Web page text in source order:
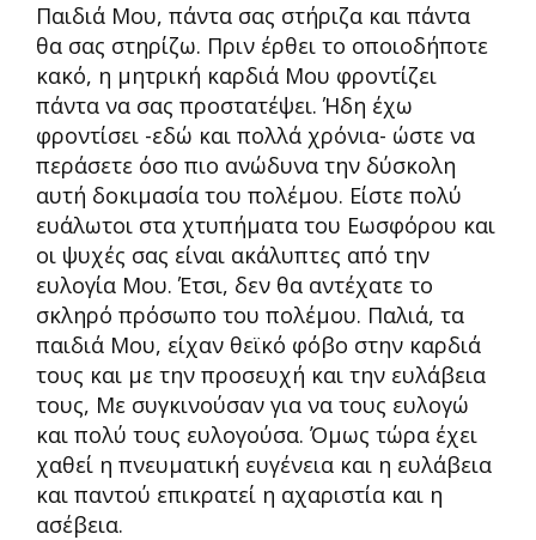
Παιδιά Μου, πάντα σας στήριζα και πάντα
θα σας στηρίζω. Πριν έρθει το οποιοδήποτε
κακό, η μητρική καρδιά Μου φροντίζει
πάντα να σας προστατέψει. Ήδη έχω
φροντίσει -εδώ και πολλά χρόνια- ώστε να
περάσετε όσο πιο ανώδυνα την δύσκολη
αυτή δοκιμασία του πολέμου. Είστε πολύ
ευάλωτοι στα χτυπήματα του Εωσφόρου και
οι ψυχές σας είναι ακάλυπτες από την
ευλογία Μου. Έτσι, δεν θα αντέχατε το
σκληρό πρόσωπο του πολέμου. Παλιά, τα
παιδιά Μου, είχαν θεϊκό φόβο στην καρδιά
τους και με την προσευχή και την ευλάβεια
τους, Με συγκινούσαν για να τους ευλογώ
και πολύ τους ευλογούσα. Όμως τώρα έχει
χαθεί η πνευματική ευγένεια και η ευλάβεια
και παντού επικρατεί η αχαριστία και η
ασέβεια.